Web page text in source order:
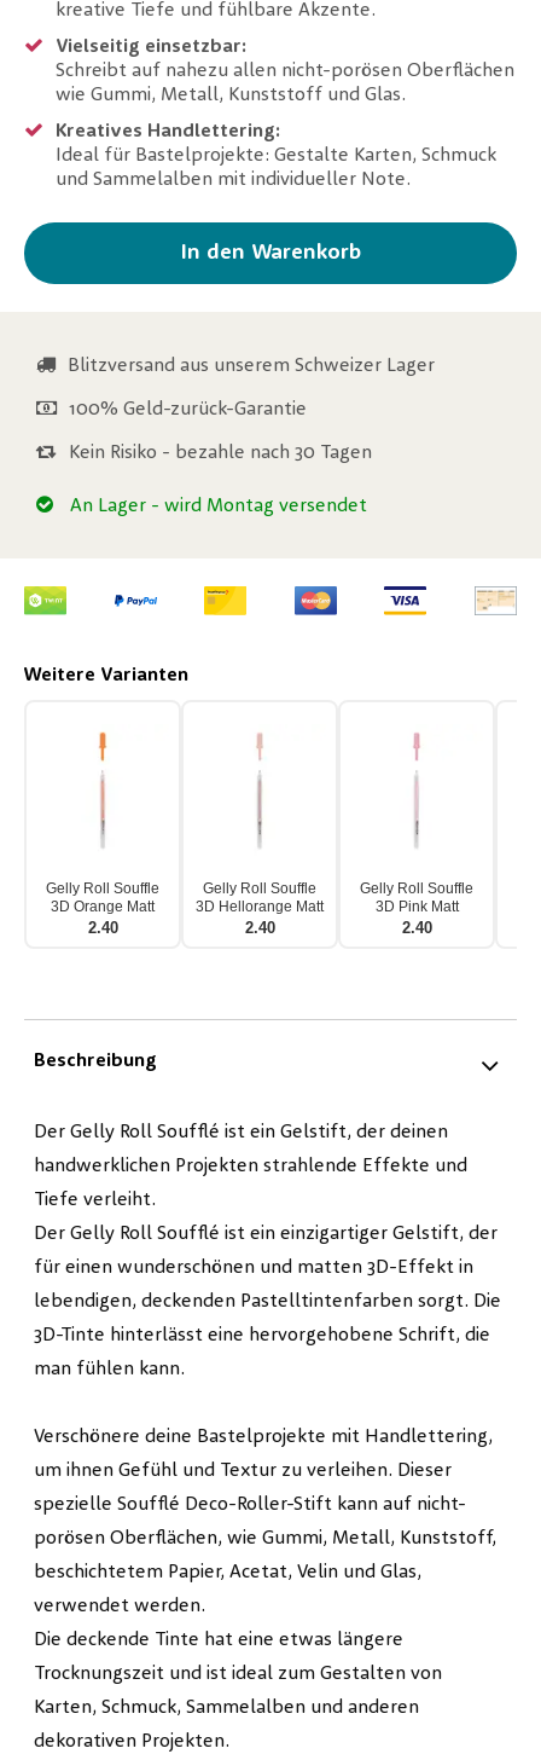
kreative Tiefe und fühlbare Akzente.
Vielseitig einsetzbar:
Schreibt auf nahezu allen nicht-porösen Oberflächen
wie Gummi, Metall, Kunststoff und Glas.
Kreatives Handlettering:
Ideal für Bastelprojekte: Gestalte Karten, Schmuck
und Sammelalben mit individueller Note.
In den Warenkorb
Blitzversand aus unserem Schweizer Lager
100% Geld-zurück-Garantie
Kein Risiko - bezahle nach 30 Tagen
An Lager - wird Montag versendet
Weitere Varianten
Gelly Roll Souffle
3D Orange Matt
2.40
Gelly Roll Souffle
3D Hellorange Matt
2.40
Gelly Roll Souffle
3D Pink Matt
2.40
Beschreibung
Der Gelly Roll Soufflé ist ein Gelstift, der deinen
handwerklichen Projekten strahlende Effekte und
Tiefe verleiht.
Der Gelly Roll Soufflé ist ein einzigartiger Gelstift, der
für einen wunderschönen und matten 3D-Effekt in
lebendigen, deckenden Pastelltintenfarben sorgt. Die
3D-Tinte hinterlässt eine hervorgehobene Schrift, die
man fühlen kann.
Verschönere deine Bastelprojekte mit Handlettering,
um ihnen Gefühl und Textur zu verleihen. Dieser
spezielle Soufflé Deco-Roller-Stift kann auf nicht-
porösen Oberflächen, wie Gummi, Metall, Kunststoff,
beschichtetem Papier, Acetat, Velin und Glas,
verwendet werden.
Die deckende Tinte hat eine etwas längere
Trocknungszeit und ist ideal zum Gestalten von
Karten, Schmuck, Sammelalben und anderen
dekorativen Projekten.